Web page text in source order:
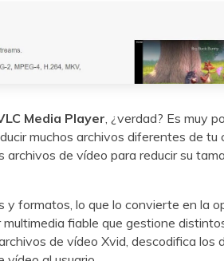
Media Player, ¿verdad? Es muy
muchos archivos diferentes de tu
archivos de vídeo para reducir su
y formatos, lo que lo convierte en la
fiable que gestione
de vídeo Xvid, descodifica los